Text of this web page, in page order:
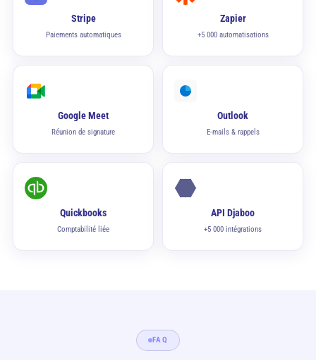
Stripe
Paiements automatiques
Zapier
+5 000 automatisations
Google Meet
Réunion de signature
Outlook
E-mails & rappels
Quickbooks
Comptabilité liée
API Djaboo
+5 000 intégrations
FAQ